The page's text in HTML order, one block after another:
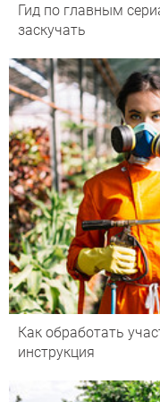
Гид по главным
заскучать
Как обработать
инструкция